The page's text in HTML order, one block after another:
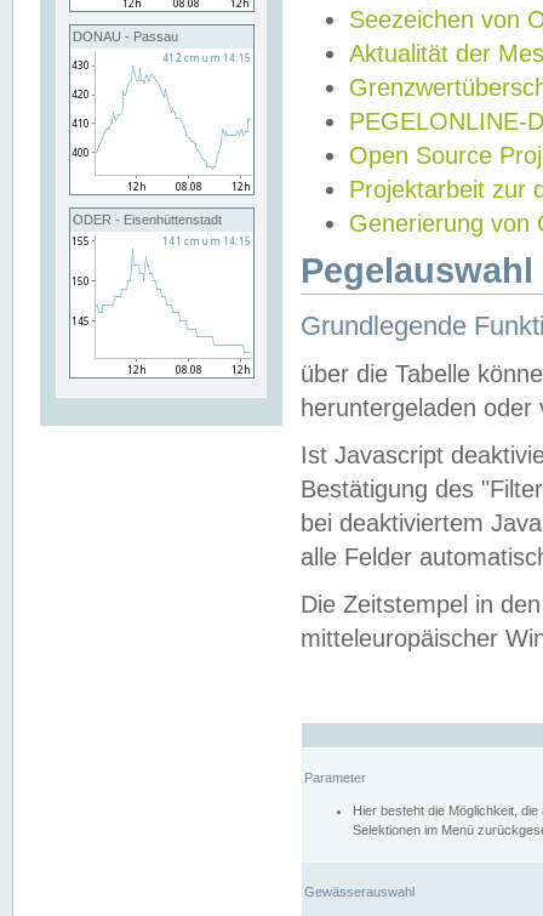
DONAU - Passau
ODER - Eisenhüttenstadt
Seezeichen von
Aktualität der
PEGELONLINE-
Open Source
Projektarbeit zur
Generierung von
Grundlegende
über die Tabelle
heruntergeladen oder
Ist Javascript
Bestätigung des
bei deaktiviertem
alle Felder
Die Zeitstempel in
mitteleuropäischer
Parameter
Hier besteht die Möglichkeit,
Selektionen im Menü
Gewässerauswahl